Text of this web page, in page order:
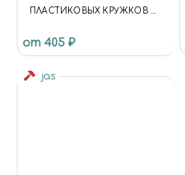
ПЛАСТИКОВЫХ КРУЖКОВ И
BOARD D-SET - 0.3MM
.PLASTIC CIRCLE BOARD
THICKNESS:0.3MMLOOP AND
от 405 ₽
jas